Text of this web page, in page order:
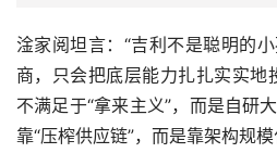
淦家阅坦言：“吉利不是聪明的
商，只会把底层能力扎扎实实地
不满足于“拿来主义”，而是自研
靠“压榨供应链”，而是靠架构规